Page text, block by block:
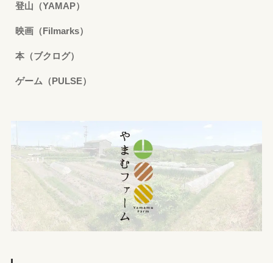
登山（YAMAP）
映画（Filmarks）
本（ブクログ）
ゲーム（PULSE）